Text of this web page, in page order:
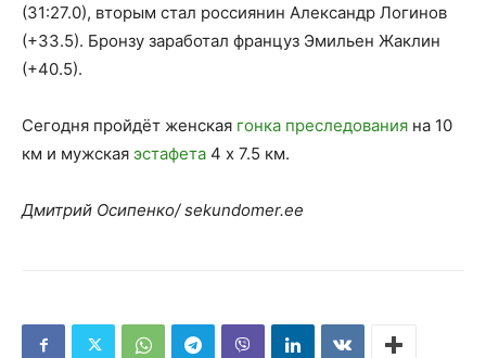
(31:27.0), вторым стал россиянин Александр Логинов
(+33.5). Бронзу заработал француз Эмильен Жаклин
(+40.5).
Сегодня пройдёт женская гонка преследования на 10
км и мужская эстафета 4 х 7.5 км.
Дмитрий Осипенко/ sekundomer.ee